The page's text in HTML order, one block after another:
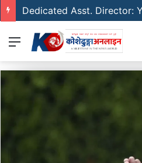
Dedicated Asst. Director:
Menu